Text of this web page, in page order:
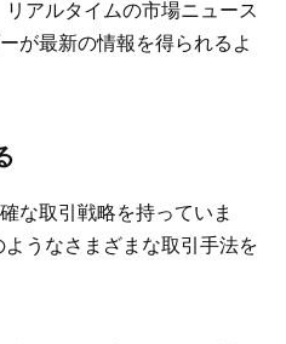
アルタイムの市場ニュース
が最新の情報を得られるよ
な取引戦略を持っていま
うなさまざまな取引手法を